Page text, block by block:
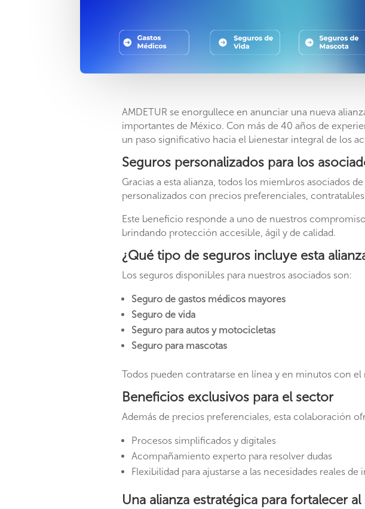
AMDETUR se enorgullece en anunciar una nueva
importantes de México. Con más de 40 años de
un paso significativo hacia el bienestar integral de los
Seguros personalizados para los
Gracias a esta alianza, todos los miembros asociados
personalizados con precios preferenciales,
Este beneficio responde a uno de nuestros
brindando protección accesible, ágil y de calidad.
¿Qué tipo de seguros incluye esta
Los seguros disponibles para nuestros asociados son:
Seguro de gastos médicos mayores
Seguro de vida
Seguro para autos y motocicletas
Seguro para mascotas
Todos pueden contratarse en línea y en minutoscon el
Beneficios exclusivos para el sector
Además de precios preferenciales, esta colaboración
Procesos simplificados y digitales
Acompañamiento experto para resolver dudas
Flexibilidad para ajustarse a las necesidades reales
Una alianza estratégica para fortalecer